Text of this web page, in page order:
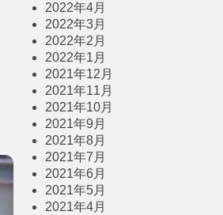
2022年4月
2022年3月
2022年2月
2022年1月
2021年12月
2021年11月
2021年10月
2021年9月
2021年8月
2021年7月
2021年6月
2021年5月
2021年4月